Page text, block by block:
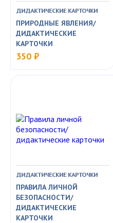
ДИДАКТИЧЕСКИЕ КАРТОЧКИ
ПРИРОДНЫЕ ЯВЛЕНИЯ/
ДИДАКТИЧЕСКИЕ
КАРТОЧКИ
350 ₽
ДИДАКТИЧЕСКИЕ КАРТОЧКИ
ПРАВИЛА ЛИЧНОЙ
БЕЗОПАСНОСТИ/
ДИДАКТИЧЕСКИЕ
КАРТОЧКИ